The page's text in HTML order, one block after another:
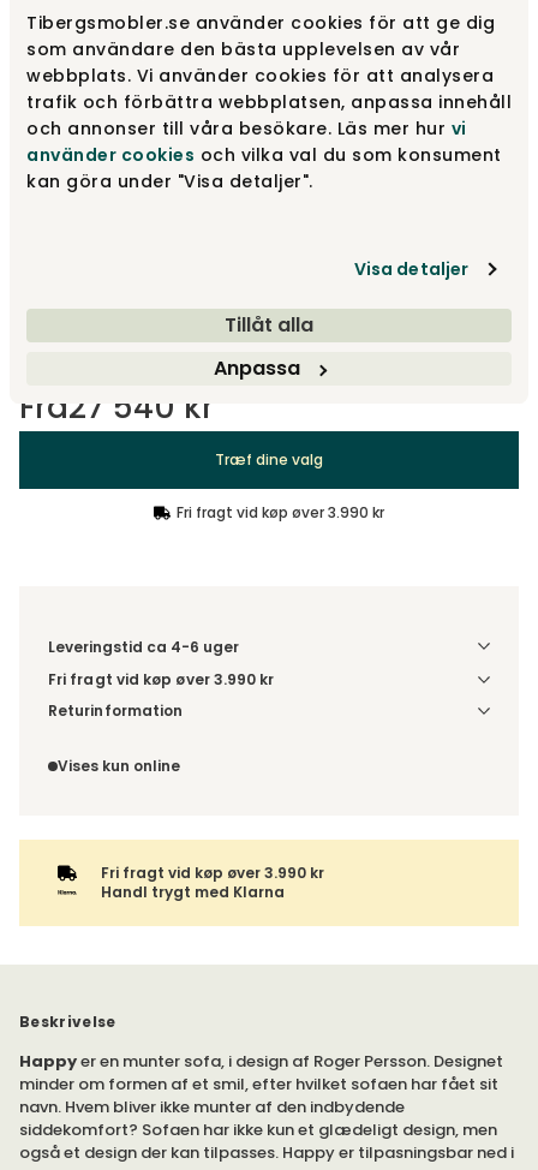
Tibergsmobler.se använder cookies för att ge dig
som användare den bästa upplevelsen av vår
webbplats. Vi använder cookies för att analysera
trafik och förbättra webbplatsen, anpassa innehåll
och annonser till våra besökare. Läs mer hur vi
använder cookies och vilka val du som konsument
kan göra under "Visa detaljer".
Visa detaljer
Tillåt alla
Anpassa
Høj model Fra
Lav model
Træf dine valg
Fra27 540 kr
Træf dine valg
Fri fragt vid køp øver 3.990 kr
Leveringstid ca 4-6 uger
Fri fragt vid køp øver 3.990 kr
Vælg udførelse via “Træf dine valg” for at se
Returinformation
fortrydelsesret.
Vises kun online
Fri fragt vid køp øver 3.990 kr
Handl trygt med Klarna
Beskrivelse
Happyer en munter sofa, i design af Roger Persson. Designet
minder om formen af et smil, efter hvilket sofaen har fået sit
navn. Hvem bliver ikke munter af den indbydende
siddekomfort? Sofaen har ikke kun et glædeligt design, men
også et design der kan tilpasses. Happy er tilpasningsbar ned i